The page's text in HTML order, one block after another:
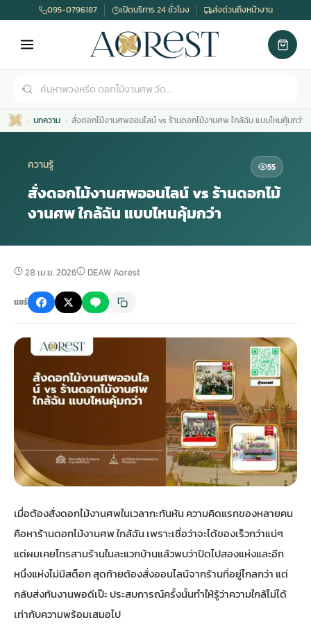
ดอกไม้หน้าศพ
จัดดอกไม้หน้าศพ
ดอกไม้หน้าหีบ
ดอกไม้หน้างานศพ
ดอกไม้หน้าโลง
จัดดอกไม้หน้ารูป
ดอกไม้ศพ
ดอกไม้งานศพ ส่งด่วน
พวงหรีด กรุงเทพ
สั่งพวงหรีด
ร้านพวงหรีด
ดอกไม้พวงหรีด
พวงหรีดปทุม
พวงหรีดพระราม 2
พวงหรีดราคาถูก
พวงหรีดดอกไม้สด
มรุสีขาว
ไม้หน้าเมรุ
กไม้หน้าเมรุ
น้าเมรุ ราคา
มรุ กรุงเทพ
มรุ ราคาถูก
ม้หน้าเมรุ
ไม้งานแต่ง
ไม้งานแต่ง ราคาถูก
ไม้งานแต่ง กรุงเทพ
อกไม้งานแต่ง
ดอกไม้งานแต่ง
ไม้งานแต่ง แบบสวยๆ
พวงหรีดพัดลม
พวงหรีดพัดลม ราคาถูก
พวงหรีดพัดลม กรุงเทพ
พวงหรีดพัดลม ส่งด่วน
สั่งพวงหรีดพัดลม
ร้านพวงหรีดพัดลม
พวงหรีดพัดลม แบบสวยๆ
รับจัดงานศพ
รับจัดงานศพ ครบวงจร
รับจัดงานศพ กรุงเทพ
แพ็คเกจจัดงานศพ
ค่าใช้จ่ายจัดงานศพ
จัดงานศพ วัด
จัดงานศพ ราคาถูก
095-0796187 เปิดบริการ 24 ชั่วโมง ส่งด่วนถึงหน้างาน
บทความ สั่งดอกไม้งานศพออนไลน์ vs ร้านดอกไม้งานศพ ใกล้ฉัน แบบไหนคุ้มกว่า
ความรู้ 55
สั่งดอกไม้งานศพออนไลน์ vs ร้านดอกไม้
งานศพ ใกล้ฉัน แบบไหนคุ้มกว่า
28 เม.ย. 2026 DEAW Aorest
แชร์
เมื่อต้องสั่งดอกไม้งานศพในเวลากะทันหัน ความคิดแรกของหลายคน
คือหาร้านดอกไม้งานศพ ใกล้ฉัน เพราะเชื่อว่าจะได้ของเร็วกว่าแน่ๆ
แต่ผมเคยโทรสามร้านในละแวกบ้านแล้วพบว่าปิดไปสองแห่งและอีก
หนึ่งแห่งไม่มีสต็อก สุดท้ายต้องสั่งออนไลน์จากร้านที่อยู่ไกลกว่า แต่
กลับส่งทันงานพอดีเป๊ะ ประสบการณ์ครั้งนั้นทำให้รู้ว่าความใกล้ไม่ได้
เท่ากับความพร้อมเสมอไป